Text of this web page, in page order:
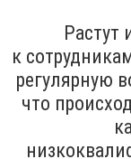
Растут
к
регулярную
что